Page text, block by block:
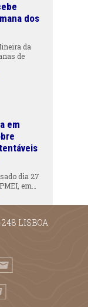
dos
da
de
em
dia 27
em…
248 LISBOA